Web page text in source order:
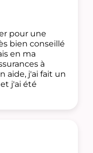
pour une
bien conseillé
en ma
à
aide, j'ai fait un
j'ai été